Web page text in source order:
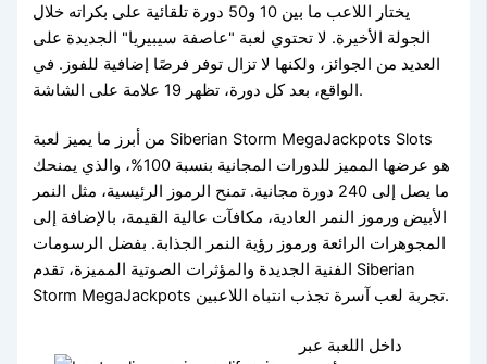
يختار اللاعب ما بين 10 و50 دورة تلقائية على بكراته خلال
الجولة الأخيرة. لا تحتوي لعبة "عاصفة سيبيريا" الجديدة على
العديد من الجوائز، ولكنها لا تزال توفر فرصًا إضافية للفوز. في
الواقع، بعد كل دورة، تظهر 19 علامة على الشاشة.
من أبرز ما يميز لعبة Siberian Storm MegaJackpots Slots
هو عرضها المميز للدورات المجانية بنسبة 100%، والذي يمنحك
ما يصل إلى 240 دورة مجانية. تمنح الرموز الرئيسية، مثل النمر
الأبيض ورموز النمر العادية، مكافآت عالية القيمة، بالإضافة إلى
المجوهرات الرائعة ورموز رؤية النمر الجذابة. بفضل الرسومات
الفنية الجديدة والمؤثرات الصوتية المميزة، تقدم Siberian
Storm MegaJackpots تجربة لعب آسرة تجذب انتباه اللاعبين.
داخل اللعبة عبر